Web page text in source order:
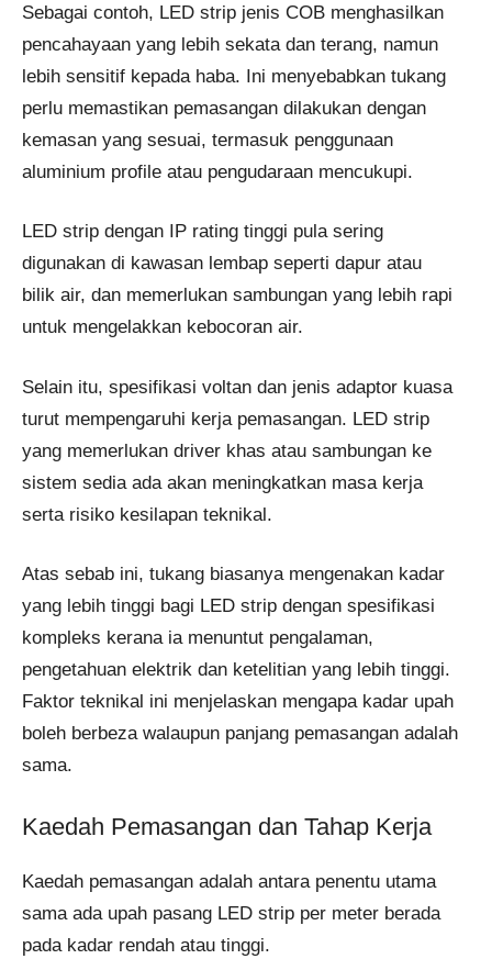
Sebagai contoh, LED strip jenis COB menghasilkan
pencahayaan yang lebih sekata dan terang, namun
lebih sensitif kepada haba. Ini menyebabkan tukang
perlu memastikan pemasangan dilakukan dengan
kemasan yang sesuai, termasuk penggunaan
aluminium profile atau pengudaraan mencukupi.
LED strip dengan IP rating tinggi pula sering
digunakan di kawasan lembap seperti dapur atau
bilik air, dan memerlukan sambungan yang lebih rapi
untuk mengelakkan kebocoran air.
Selain itu, spesifikasi voltan dan jenis adaptor kuasa
turut mempengaruhi kerja pemasangan. LED strip
yang memerlukan driver khas atau sambungan ke
sistem sedia ada akan meningkatkan masa kerja
serta risiko kesilapan teknikal.
Atas sebab ini, tukang biasanya mengenakan kadar
yang lebih tinggi bagi LED strip dengan spesifikasi
kompleks kerana ia menuntut pengalaman,
pengetahuan elektrik dan ketelitian yang lebih tinggi.
Faktor teknikal ini menjelaskan mengapa kadar upah
boleh berbeza walaupun panjang pemasangan adalah
sama.
Kaedah Pemasangan dan Tahap Kerja
Kaedah pemasangan adalah antara penentu utama
sama ada upah pasang LED strip per meter berada
pada kadar rendah atau tinggi.